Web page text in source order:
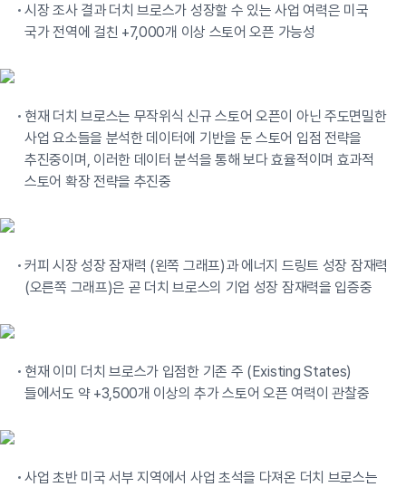
시장 조사 결과 더치 브로스가 성장할 수 있는 사업 여력은 미국
국가 전역에 걸친 +7,000개 이상 스토어 오픈 가능성
현재 더치 브로스는 무작위식 신규 스토어 오픈이 아닌 주도면밀한
사업 요소들을 분석한 데이터에 기반을 둔 스토어 입점 전략을
추진중이며, 이러한 데이터 분석을 통해 보다 효율적이며 효과적
스토어 확장 전략을 추진중
커피 시장 성장 잠재력 (왼쪽 그래프)과 에너지 드링트 성장 잠재력
(오른쪽 그래프)은 곧 더치 브로스의 기업 성장 잠재력을 입증중
현재 이미 더치 브로스가 입점한 기존 주 (Existing States)
들에서도 약 +3,500개 이상의 추가 스토어 오픈 여력이 관찰중
사업 초반 미국 서부 지역에서 사업 초석을 다져온 더치 브로스는